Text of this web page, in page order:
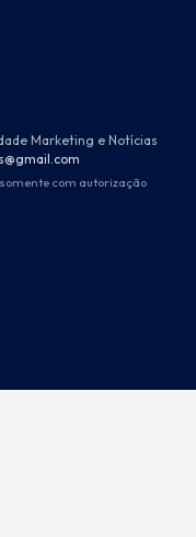
Marketing e Notícias
somente com autorização